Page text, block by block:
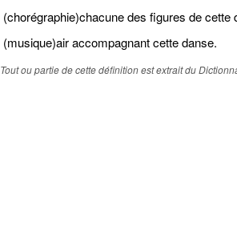
(chorégraphie)chacune des figures de cette
(musique)air accompagnant cette danse.
Tout ou partie de cette définition est extrait du